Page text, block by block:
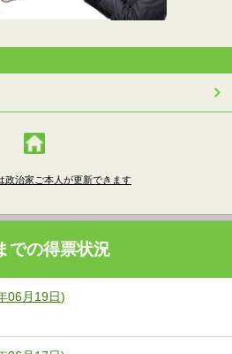
政治家ご本人が更新できます
での得票状況
06月19日)